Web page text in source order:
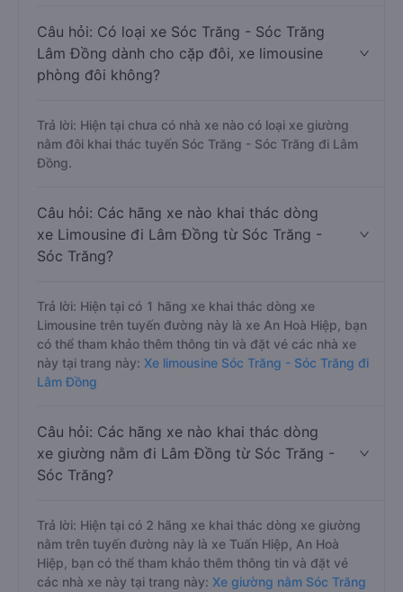
Câu hỏi: Có loại xe Sóc Trăng - Sóc Trăng
Lâm Đồng dành cho cặp đôi, xe limousine
phòng đôi không?
Trả lời: Hiện tại chưa có nhà xe nào có loại xe giường
nằm đôi khai thác tuyến Sóc Trăng - Sóc Trăng đi Lâm
Đồng.
Câu hỏi: Các hãng xe nào khai thác dòng
xe Limousine đi Lâm Đồng từ Sóc Trăng -
Sóc Trăng?
Trả lời: Hiện tại có 1 hãng xe khai thác dòng xe
Limousine trên tuyến đường này là xe An Hoà Hiệp, bạn
có thể tham khảo thêm thông tin và đặt vé các nhà xe
này tại trang này: Xe limousine Sóc Trăng - Sóc Trăng đi
Lâm Đồng
Câu hỏi: Các hãng xe nào khai thác dòng
xe giường nằm đi Lâm Đồng từ Sóc Trăng -
Sóc Trăng?
Trả lời: Hiện tại có 2 hãng xe khai thác dòng xe giường
nằm trên tuyến đường này là xe Tuấn Hiệp, An Hoà
Hiệp, bạn có thể tham khảo thêm thông tin và đặt vé
các nhà xe này tại trang này: Xe giường nằm Sóc Trăng